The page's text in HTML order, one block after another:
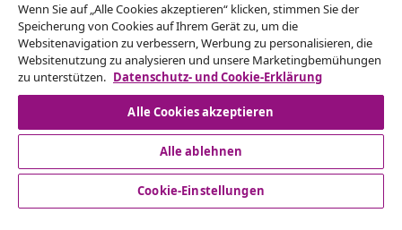
vidaXL
Mehr entdecken
© 2008-2026 vidaXL www.vidaxl.de ist eine Webseite von
Wenn Sie auf „Alle Cookies akzeptieren“ klicken, stimmen Sie der
Speicherung von Cookies auf Ihrem Gerät zu, um die
Websitenavigation zu verbessern, Werbung zu personalisieren, die
Websitenutzung zu analysieren und unsere Marketingbemühungen
zu unterstützen. Datenschutz- und Cookie-Erklärung
Alle Cookies akzeptieren
Alle ablehnen
Cookie-Einstellungen